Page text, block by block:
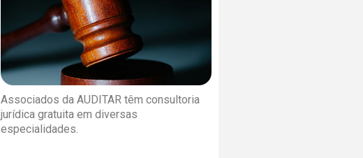
Associados da AUDITAR têm consultoria
jurídica gratuita em diversas
especialidades.